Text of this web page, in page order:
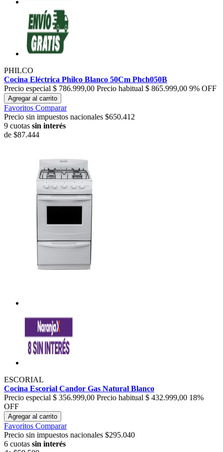
PHILCO
Cocina Eléctrica Philco Blanco 50Cm Phch050B
Precio especial $ 786.999,00 Precio habitual $ 865.999,00 9% OFF
Agregar al carrito
Favoritos Comparar
Precio sin impuestos nacionales $650.412
9 cuotas sin interés
de $87.444
ESCORIAL
Cocina Escorial Candor Gas Natural Blanco
Precio especial $ 356.999,00 Precio habitual $ 432.999,00 18%
OFF
Agregar al carrito
Favoritos Comparar
Precio sin impuestos nacionales $295.040
6 cuotas sin interés